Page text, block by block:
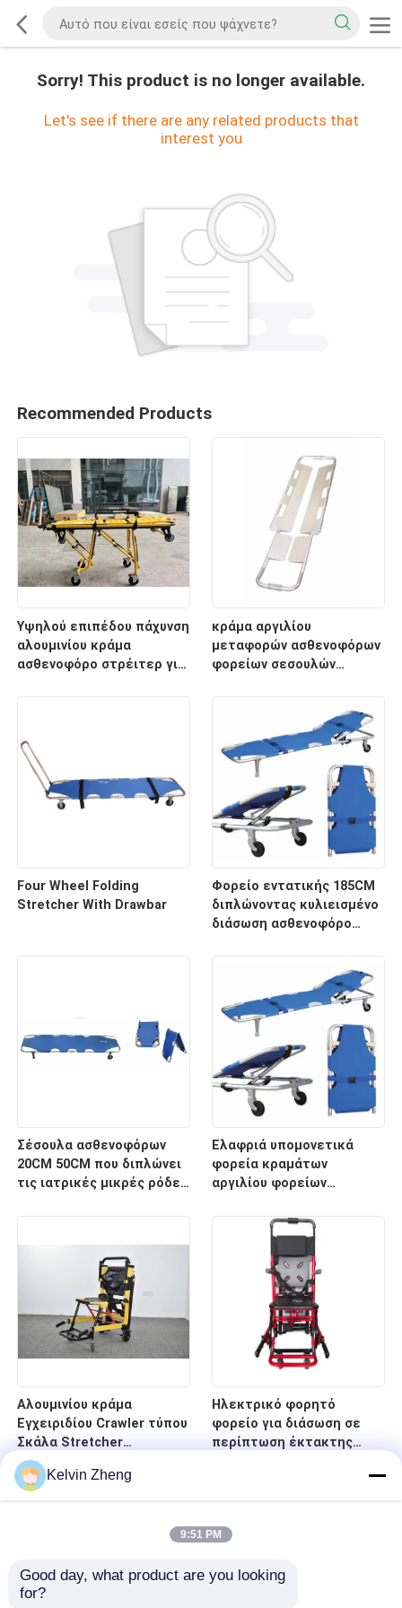
Sorry! This product is no longer available.
Let's see if there are any related products that
interest you
Recommended Products
Υψηλού επιπέδου πάχυνση
αλουμινίου κράμα
ασθενοφόρο στρέιτερ για
νοσοκομειακή χρήση
κράμα αργιλίου
μεταφορών ασθενοφόρων
φορείων σεσουλών
Four Wheel Folding
Stretcher With Drawbar
Φορείο εντατικής 185CM
διπλώνοντας κυλιεισμένο
διάσωση ασθενοφόρο
Σέσουλα ασθενοφόρων
20CM 50CM που διπλώνει
τις ιατρικές μικρές ρόδες
Ελαφριά υπομονετικά
φορεία κραμάτων
αργιλίου φορείων
κρεβάτι φορείων
έκτακτης ανάγκης
οπίσθιων στηριγμάτων
Αλουμινίου κράμα
Εγχειριδίου Crawler τύπου
Σκάλα Stretcher
αναδιπλούμενο ελαφρύ
για το νοσοκομείο
μεταφορά ασθενών
Ηλεκτρικό φορητό
φορείο για διάσωση σε
περίπτωση έκτακτης
Kelvin Zheng
9:51 PM
Good day, what product are you looking
for?